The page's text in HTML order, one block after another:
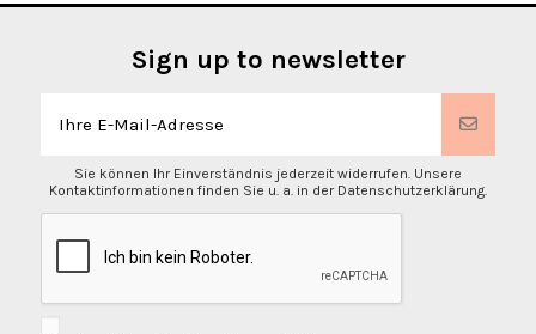
Sign up to newsletter
Sie können Ihr Einverständnis jederzeit widerrufen. Unsere
Kontaktinformationen finden Sie u. a. in der Datenschutzerklärung.